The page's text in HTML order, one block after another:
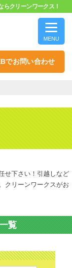
クリーンワークス！
MENU
でお問い合わせ
せ下さい！引越しなど
クリーンワークスがお
覧